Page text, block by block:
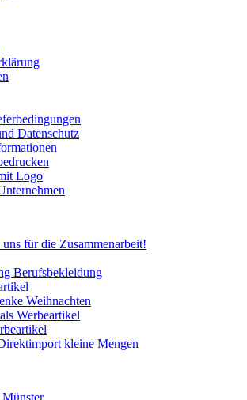
Datenschutz
Logo
für die Zusammenarbeit!
Berufsbekleidung
Weihnachten
Werbeartikel
kleine Mengen